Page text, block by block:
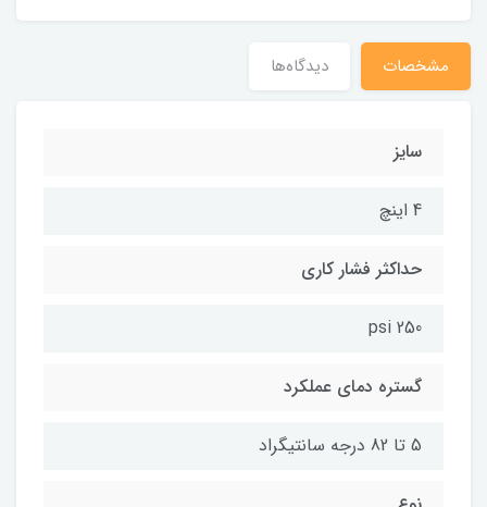
مشخصات دیدگاه‌ها
سایز
4 اینچ
حداکثر فشار کاری
250 psi
گستره دمای عملکرد
5 تا 82 درجه سانتیگراد